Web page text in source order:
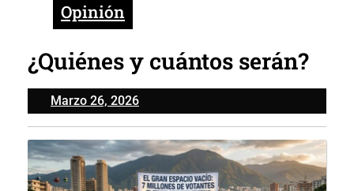
Opinión
¿Quiénes y cuántos serán?
Marzo 26, 2026Marzo
26,
2026